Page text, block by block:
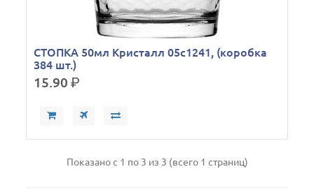
СТОПКА 50мл Кристалл 05с1241, (коробка
384 шт.)
15.90р.
Показано с 1 по 3 из 3 (всего 1 страниц)